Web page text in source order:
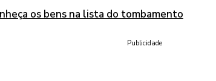
os bens na lista do tombamento
Publicidade